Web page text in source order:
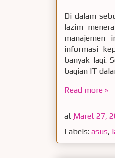
Di dalam
lazim
manajemen
informasi
banyak lagi.
bagian IT
Read more »
at Maret 27,
Labels: asus,